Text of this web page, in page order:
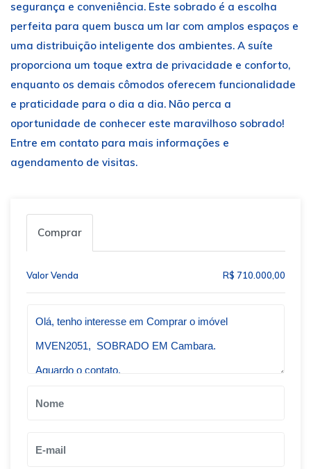
segurança e conveniência. Este sobrado é a escolha
perfeita para quem busca um lar com amplos espaços e
uma distribuição inteligente dos ambientes. A suíte
proporciona um toque extra de privacidade e conforto,
enquanto os demais cômodos oferecem funcionalidade
e praticidade para o dia a dia. Não perca a
oportunidade de conhecer este maravilhoso sobrado!
Entre em contato para mais informações e
agendamento de visitas.
Comprar
Valor Venda R$ 710.000,00